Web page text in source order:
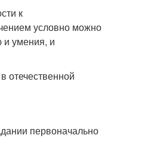
к
условно можно
и умения, и
отечественной
первоначально